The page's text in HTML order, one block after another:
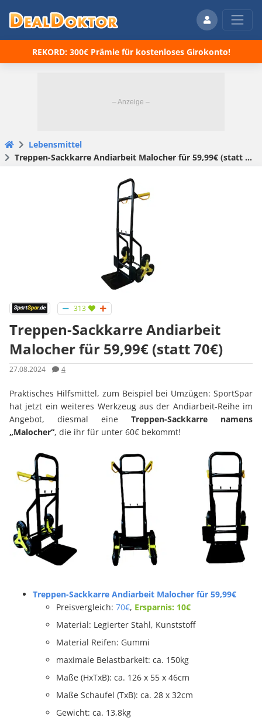
REKORD: 300€ Prämie für kostenloses Girokonto!
Lebensmittel
Treppen-Sackkarre Andiarbeit Malocher für 59,99€ (statt 70€)
313
Treppen-Sackkarre Andiarbeit
Malocher für 59,99€ (statt 70€)
27.08.2024 4
Praktisches Hilfsmittel, zum Beispiel bei Umzügen: SportSpar
hat jetzt ein weiteres Werkzeug aus der Andiarbeit-Reihe im
Angebot, diesmal eine Treppen-Sackkarre namens
„Malocher“, die ihr für unter 60€ bekommt!
Treppen-Sackkarre Andiarbeit Malocher für 59,99€
Preisvergleich: 70€, Ersparnis: 10€
Material: Legierter Stahl, Kunststoff
Material Reifen: Gummi
maximale Belastbarkeit: ca. 150kg
Maße (HxTxB): ca. 126 x 55 x 46cm
Maße Schaufel (TxB): ca. 28 x 32cm
Gewicht: ca. 13,8kg